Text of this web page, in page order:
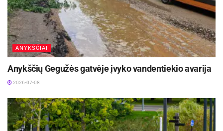
ANYKŠČIAI
Anykščių Gegužės gatvėje įvyko vandentiekio avarija
2026-07-08